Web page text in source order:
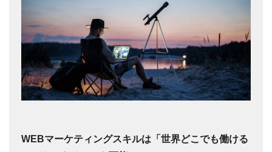
WEBマーケティングスキルは「世界どこでも働ける